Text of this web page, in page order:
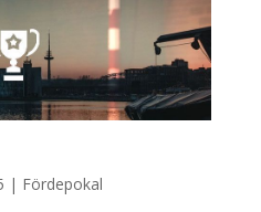
| Fördepokal